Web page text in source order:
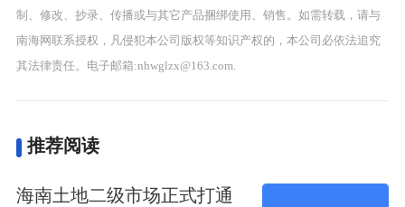
制、修改、抄录、传播或与其它产品捆绑使用、销售。如需转载，请与
南海网联系授权，凡侵犯本公司版权等知识产权的，本公司必依法追究
其法律责任。电子邮箱:nhwglzx@163.com.
推荐阅读
海南土地二级市场正式打通